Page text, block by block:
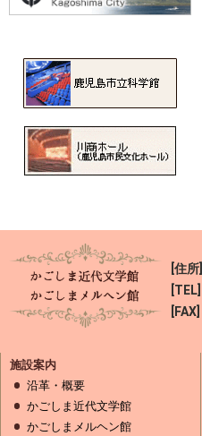
[住所]
[TEL]
[FAX]
施設案内
沿革・概要
かごしま近代文学館
かごしまメルヘン館